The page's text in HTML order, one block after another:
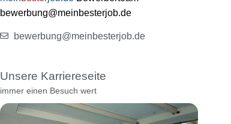
bewerbung@meinbesterjob.de
bewerbung@meinbesterjob.de
Unsere Karriereseite
immer einen Besuch wert